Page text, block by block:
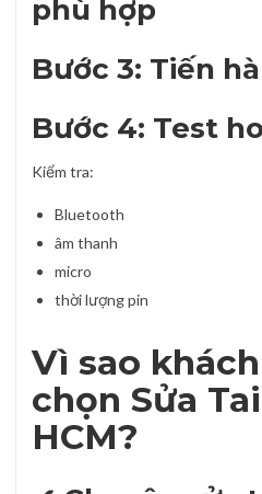
phù hợp
Bước 3: Tiến
Bước 4: Test
Kiểm tra:
Bluetooth
âm thanh
micro
thời lượng pin
Vì sao
chọn Sửa
HCM?